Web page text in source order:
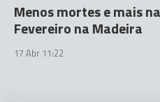
Menos mortes e mais
Fevereiro na Madeira
17 Abr 11:22